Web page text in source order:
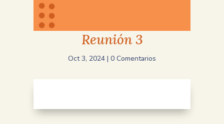
Reunión 3
Oct 3, 2024 | 0 Comentarios